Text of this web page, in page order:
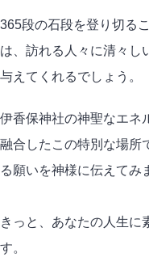
365段の石段を登り切る
は、訪れる人々に清々し
与えてくれるでしょう。
伊香保神社の神聖なエネ
融合したこの特別な場所
る願いを神様に伝えてみ
きっと、あなたの人生に
す。